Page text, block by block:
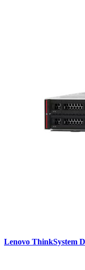
Lenovo ThinkSystem